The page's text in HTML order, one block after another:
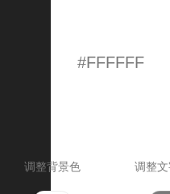
#FFFFFF
调整背景色 调整